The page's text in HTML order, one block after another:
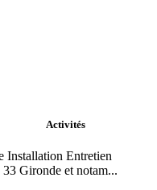
Activités
Installation Entretien
Gironde et notam...